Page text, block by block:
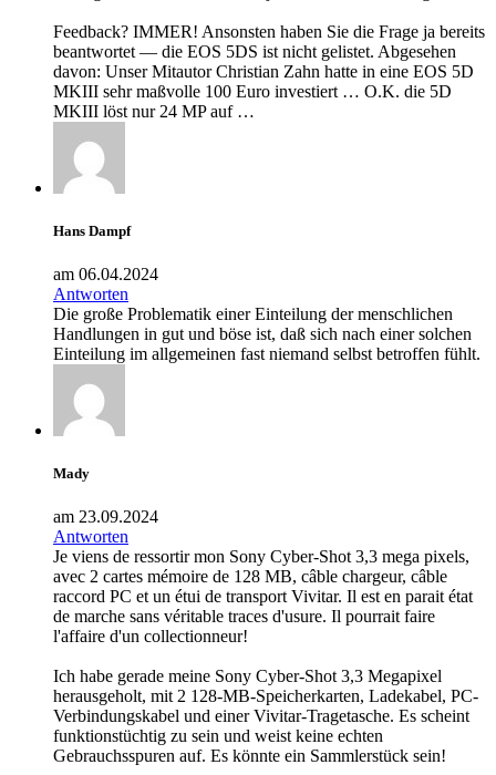
Feedback? IMMER! Ansonsten haben Sie die Frage ja bereits
beantwortet — die EOS 5DS ist nicht gelistet. Abgesehen
davon: Unser Mitautor Christian Zahn hatte in eine EOS 5D
MKIII sehr maßvolle 100 Euro investiert … O.K. die 5D
MKIII löst nur 24 MP auf …
Hans Dampf
am 06.04.2024
Antworten
Die große Problematik einer Einteilung der menschlichen
Handlungen in gut und böse ist, daß sich nach einer solchen
Einteilung im allgemeinen fast niemand selbst betroffen fühlt.
Mady
am 23.09.2024
Antworten
Je viens de ressortir mon Sony Cyber-Shot 3,3 mega pixels,
avec 2 cartes mémoire de 128 MB, câble chargeur, câble
raccord PC et un étui de transport Vivitar. Il est en parait état
de marche sans véritable traces d'usure. Il pourrait faire
l'affaire d'un collectionneur!
Ich habe gerade meine Sony Cyber-Shot 3,3 Megapixel
herausgeholt, mit 2 128-MB-Speicherkarten, Ladekabel, PC-
Verbindungskabel und einer Vivitar-Tragetasche. Es scheint
funktionstüchtig zu sein und weist keine echten
Gebrauchsspuren auf. Es könnte ein Sammlerstück sein!